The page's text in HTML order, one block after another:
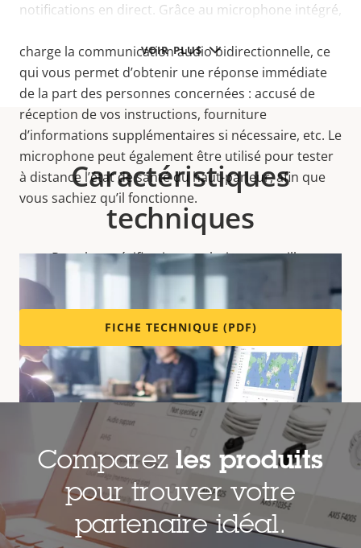
VOIR PLUS
notifications en direct. Grâce au microphone intégré,
charge la communication audio bidirectionnelle, ce
qui vous permet d’obtenir une réponse immédiate
de la part des personnes concernées : accusé de
réception de vos instructions, fourniture
d’informations supplémentaires si nécessaire, etc. Le
microphone peut également être utilisé pour tester
à distance l’état de santé du haut-parleur, afin que
vous sachiez qu’il fonctionne.
Le modèle AXIS C1410 Mk II se branche sur un réseau
Caractéristiques
techniques
Pour les spécifications techniques, veuillez
télécharger la fiche technique ci-dessous.
FICHE TECHNIQUE (PDF)
Comparez les produits
pour trouver votre
partenaire idéal.